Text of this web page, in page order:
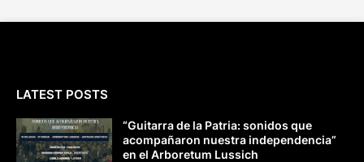
LATEST POSTS
“Guitarra de la Patria: sonidos que
acompañaron nuestra independencia”
en el Arboretum Lussich